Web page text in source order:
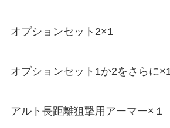
オプションセット2×1
オプションセット1か2をさらに
アルト長距離狙撃用アーマー×１